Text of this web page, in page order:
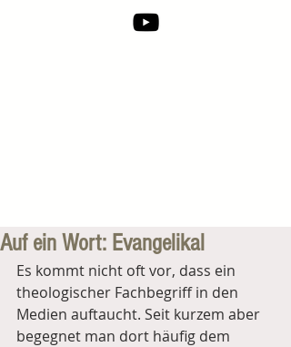
Auf ein Wort: Evangelikal
Es kommt nicht oft vor, dass ein
theologischer Fachbegriff in den
Medien auftaucht. Seit kurzem aber
begegnet man dort häufig dem